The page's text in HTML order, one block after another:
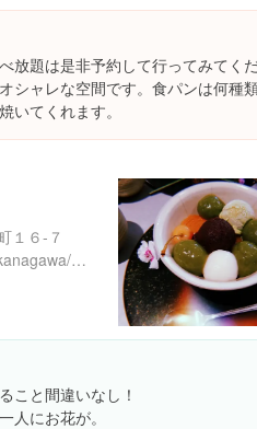
放題は是非予約して行ってみてくだ
シャレな空間です。食パンは何種
いてくれます。
１６-７
https://tabelog.com/kanagawa/A1404/A140402/14000248/
こと間違いなし！
人にお花が。